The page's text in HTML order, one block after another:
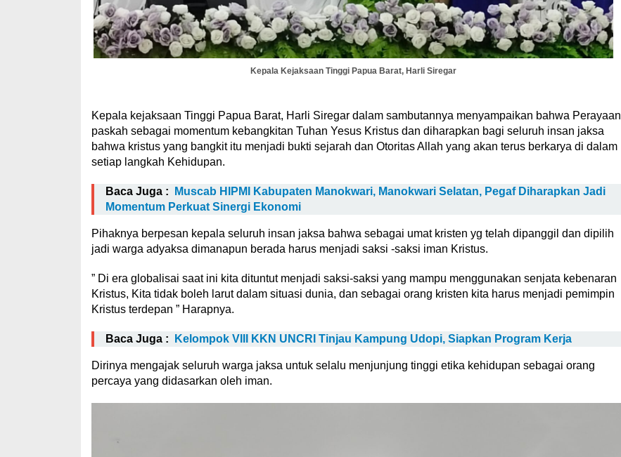
Kepala Kejaksaan Tinggi Papua Barat, Harli Siregar
Kepala kejaksaan Tinggi Papua Barat, Harli Siregar dalam sambutannya menyampaikan bahwa Perayaan
paskah sebagai momentum kebangkitan Tuhan Yesus Kristus dan diharapkan bagi seluruh insan jaksa
bahwa kristus yang bangkit itu menjadi bukti sejarah dan Otoritas Allah yang akan terus berkarya di dalam
setiap langkah Kehidupan.
Baca Juga :
Muscab HIPMI Kabupaten Manokwari, Manokwari Selatan, Pegaf Diharapkan Jadi
Momentum Perkuat Sinergi Ekonomi
Pihaknya berpesan kepala seluruh insan jaksa bahwa sebagai umat kristen yg telah dipanggil dan dipilih
jadi warga adyaksa dimanapun berada harus menjadi saksi -saksi iman Kristus.
” Di era globalisai saat ini kita dituntut menjadi saksi-saksi yang mampu menggunakan senjata kebenaran
Kristus, Kita tidak boleh larut dalam situasi dunia, dan sebagai orang kristen kita harus menjadi pemimpin
Kristus terdepan ” Harapnya.
Baca Juga : Kelompok VIII KKN UNCRI Tinjau Kampung Udopi, Siapkan Program Kerja
Dirinya mengajak seluruh warga jaksa untuk selalu menjunjung tinggi etika kehidupan sebagai orang
percaya yang didasarkan oleh iman.